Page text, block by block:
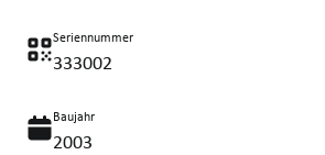
Seriennummer
333002
Baujahr
2003